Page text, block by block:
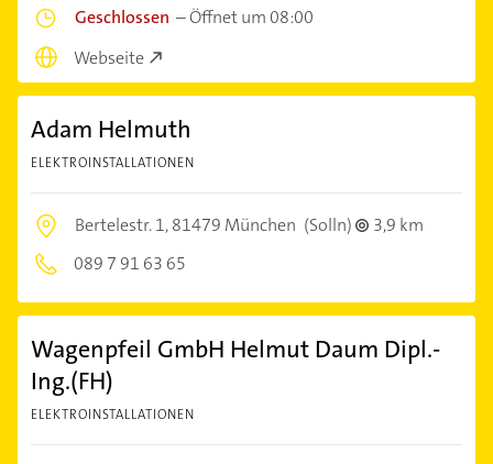
Geschlossen –Öffnet um 08:00
Webseite
Adam Helmuth
ELEKTROINSTALLATIONEN
Bertelestr. 1,81479 München (Solln)
3,9 km
089 7 91 63 65
Wagenpfeil GmbH Helmut Daum Dipl.-
Ing.(FH)
ELEKTROINSTALLATIONEN